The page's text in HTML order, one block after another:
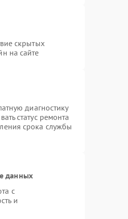
скрытых
на сайте
диагностику
статус ремонта
срока службы
данных
с
и